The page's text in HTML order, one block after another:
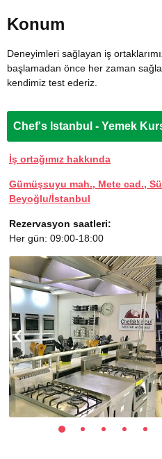
Konum
Deneyimleri sağlayan iş
başlamadan önce her zaman
kendimiz test ederiz.
Chef's Istanbul - Yemek
İş ortağımız hakkında
Gümüşsuyu mah., Mete cad.,
Beyoğlu/İstanbul
Rezervasyon saatleri:
Her gün: 09:00-18:00